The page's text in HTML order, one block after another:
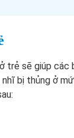
trẻ sẽ giúp
bị thủng ở